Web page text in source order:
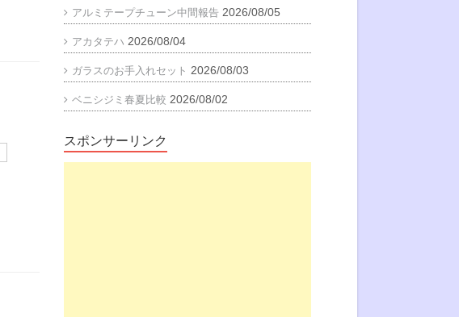
アルミテープチューン中間報告 2026/08/05
アカタテハ 2026/08/04
ガラスのお手入れセット 2026/08/03
ベニシジミ春夏比較 2026/08/02
スポンサーリンク